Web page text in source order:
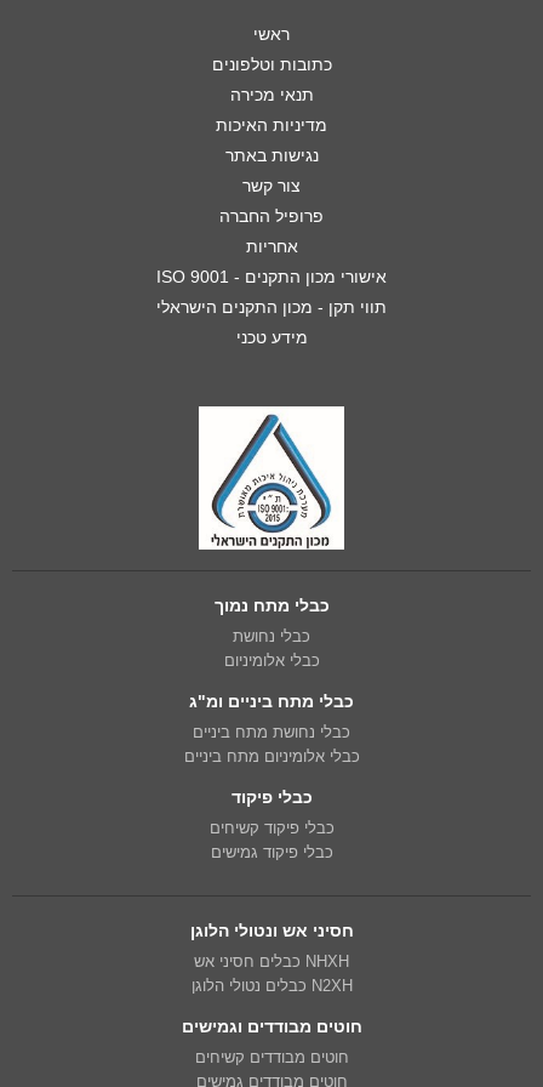
ראשי
כתובות וטלפונים
תנאי מכירה
מדיניות האיכות
נגישות באתר
צור קשר
פרופיל החברה
אחריות
אישורי מכון התקנים - ISO 9001
תווי תקן - מכון התקנים הישראלי
מידע טכני
כבלי מתח נמוך
כבלי נחושת
כבלי אלומיניום
כבלי מתח ביניים ומ"ג
כבלי נחושת מתח ביניים
כבלי אלומיניום מתח ביניים
כבלי פיקוד
כבלי פיקוד קשיחים
כבלי פיקוד גמישים
חסיני אש ונטולי הלוגן
NHXH כבלים חסיני אש
N2XH כבלים נטולי הלוגן
חוטים מבודדים וגמישים
חוטים מבודדים קשיחים
חוטים מבודדים גמישים